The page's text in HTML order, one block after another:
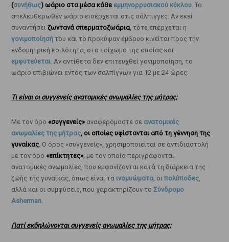
(συνήθως) ωάριο στα μέσα κάθε εμμηνορρυσιακού κύκλου. Το
απελευθερωθέν ωάριο εισέρχεται στις σάλπιγγες. Αν εκεί
συναντήσει ζωντανά σπερματοζωάρια, τότε επέρχεται η
γονιμοποίησήτου και το προκύψαν έμβρυο κινείται προς την
ενδομητρική κοιλότητα, στο τοίχωμα της οποίας και
εμφυτεύεται. Αν αντίθετα δεν επιτευχθεί γονιμοποίηση, το
ωάριο επιβιώνει εντός των σαλπίγγων για 12 με 24 ώρες.
Τι είναι οι συγγενείς ανατομικές ανωμαλίες της μήτρας;
Με τον όρο «συγγενείς»αναφερόμαστε σε ανατομικές
ανωμαλίες της μήτρας, οι οποίες υφίστανται από τη γέννηση της
γυναίκας. Ο όρος «συγγενείς», χρησιμοποιείται σε αντιδιαστολή
με τον όρο «επίκτητες», με τον οποίο περιγράφονται
ανατομικές ανωμαλίες, που εμφανίζονται κατά τη διάρκεια της
ζωής της γυναίκας, όπως είναι τα ινομυώματα, οι πολύποδες,
αλλά και οι συμφύσεις, που χαρακτηρίζουν το Σύνδρομο
Asherman.
Γιατί εκδηλώνονται συγγενείς ανωμαλίες της μήτρας;